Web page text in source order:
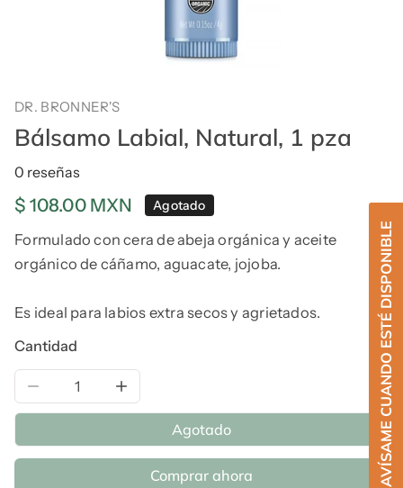
DR. BRONNER'S
Bálsamo Labial, Natural, 1 pza
0 reseñas
Precio
regular
$ 108.00 MXN Agotado
Formulado con cera de abeja orgánica y aceite
orgánico de cáñamo, aguacate, jojoba.
Es ideal para labios extra secos y agrietados.
Cantidad
Reducir la cantidad de Bálsamo Labial, Natural, 1 pza
Aumentar la cantidad de Bálsamo
Agotado
Comprar ahora AVÍSAME CUANDO ESTÉ DISPONIBLE